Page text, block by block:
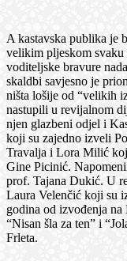
A kastavska publika je
velikim pljeskom svaku
voditeljske bravure
skaldbi savjesno je
ništa lošije od “velikih
nastupili u revijalnom
njen glazbeni odjel i
koji su zajedno izveli
Travalja i Lora Milić
Gine Picinić.
prof. Tajana Dukić. U
Laura Velenčić koji su
godina od izvođenja
“Nisan šla za ten” i
Frleta.